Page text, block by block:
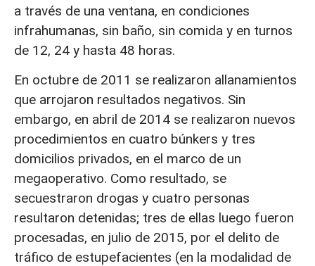
a través de una ventana, en condiciones
infrahumanas, sin baño, sin comida y en turnos
de 12, 24 y hasta 48 horas.
En octubre de 2011 se realizaron allanamientos
que arrojaron resultados negativos. Sin
embargo, en abril de 2014 se realizaron nuevos
procedimientos en cuatro búnkers y tres
domicilios privados, en el marco de un
megaoperativo. Como resultado, se
secuestraron drogas y cuatro personas
resultaron detenidas; tres de ellas luego fueron
procesadas, en julio de 2015, por el delito de
tráfico de estupefacientes (en la modalidad de